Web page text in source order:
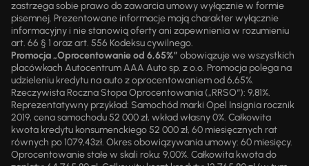
zastrzega sobie prawo do zawarcia umowy wyłącznie w formie
pisemnej. Prezentowane informacje mają charakter wyłącznie
informacyjny i nie stanowią oferty ani zapewnienia w rozumieniu
art. 66 § 1 oraz art. 556 Kodeksu cywilnego.
Promocja „Oprocentowanie od 6,65%” obowiązuje we wszystkich
placówkach Autocentrum AAA Auto sp. z o.o. Promocja polega na
udzieleniu kredytu na auto z oprocentowaniem od 6,65%.
Rzeczywista Roczna Stopa Oprocentowania („RRSO“): 9,81%.
Reprezentatywny przykład: Samochód marki Opel Insignia rocznik
2019, cena samochodu 52 000 zł, wkład własny 0%. Całkowita
kwota kredytu konsumenckiego 52 000 zł, 60 miesięcznych rat
równych po 1079,43zł. Okres obowiązywania umowy: 60 miesięcy.
Oprocentowanie stałe w skali roku: 9,00%. Całkowita kwota do